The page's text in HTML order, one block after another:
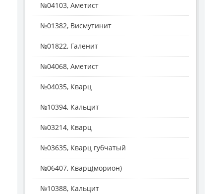
№04103, Аметист
№01382, Висмутинит
№01822, Галенит
№04068, Аметист
№04035, Кварц
№10394, Кальцит
№03214, Кварц
№03635, Кварц губчатый
№06407, Кварц(морион)
№10388, Кальцит